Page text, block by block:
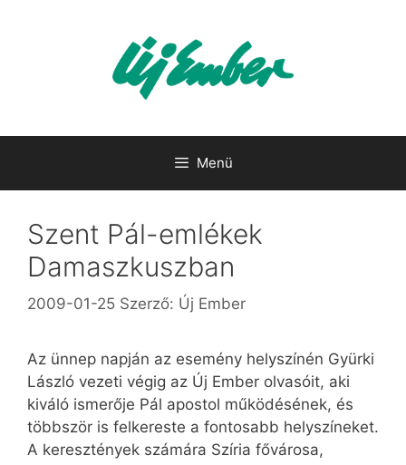
Menü
Szent Pál-emlékek
Damaszkuszban
2009-01-25 Szerző: Új Ember
Az ünnep napján az esemény helyszínén Gyürki
László vezeti végig az Új Ember olvasóit, aki
kiváló ismerője Pál apostol működésének, és
többször is felkereste a fontosabb helyszíneket.
A keresztények számára Szíria fővárosa,